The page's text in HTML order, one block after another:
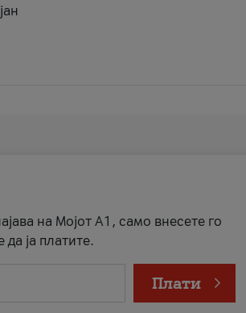
на Мојот А1, само внесете го
да ја платите.
Плати